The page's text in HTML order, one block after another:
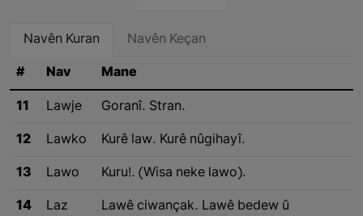
Navên Kuran Navên Keçan
# Nav Mane
11 Lawje Goranî. Stran.
12 Lawko Kurê law. Kurê nûgihayî.
13 Lawo Kuru!. (Wisa neke lawo).
14 Laz
Lawê ciwançak. Lawê bedew û